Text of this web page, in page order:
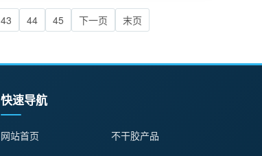
43 44 45 下一页 末页
快速导航
网站首页
不干胶产品